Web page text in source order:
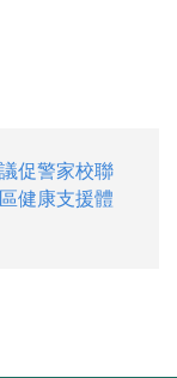
促警家校聯
健康支援體